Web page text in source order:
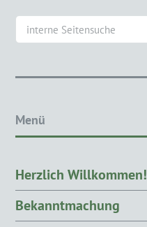
Menü
Herzlich Willkommen!
Bekanntmachung